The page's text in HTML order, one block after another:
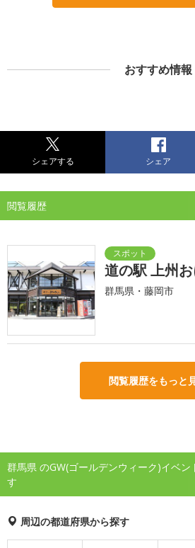
おすすめ情報
シェアする シェア
閲覧履歴
道の駅 上州
群馬県・藤岡市
閲覧履歴をもっと
群馬県 のGW(ゴールデンウィーク)イベ
す
周辺の都道府県から探す